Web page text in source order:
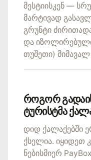
მესტიისკენ —
მარტივად
გრუნტი
და
თუშეთი) მიმავალ
როგორ
ტურისტმა
დიდ ქალაქებში
ქსელია. იყიდეთ
ნებისმიერ